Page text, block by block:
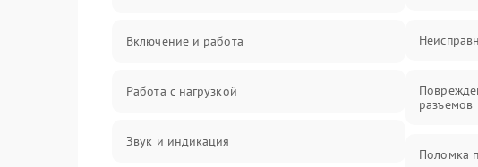
Включение и работа
Работа с нагрузкой
Звук и индикация
разъемов
Поломка